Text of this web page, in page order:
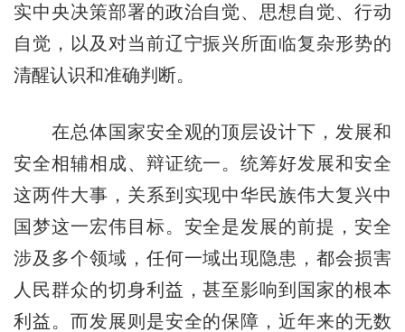
实中央决策部署的政治自觉、思想自觉、行动
自觉，以及对当前辽宁振兴所面临复杂形势的
清醒认识和准确判断。
在总体国家安全观的顶层设计下，发展和
安全相辅相成、辩证统一。统筹好发展和安全
这两件大事，关系到实现中华民族伟大复兴中
国梦这一宏伟目标。安全是发展的前提，安全
涉及多个领域，任何一域出现隐患，都会损害
人民群众的切身利益，甚至影响到国家的根本
利益。而发展则是安全的保障，近年来的无数